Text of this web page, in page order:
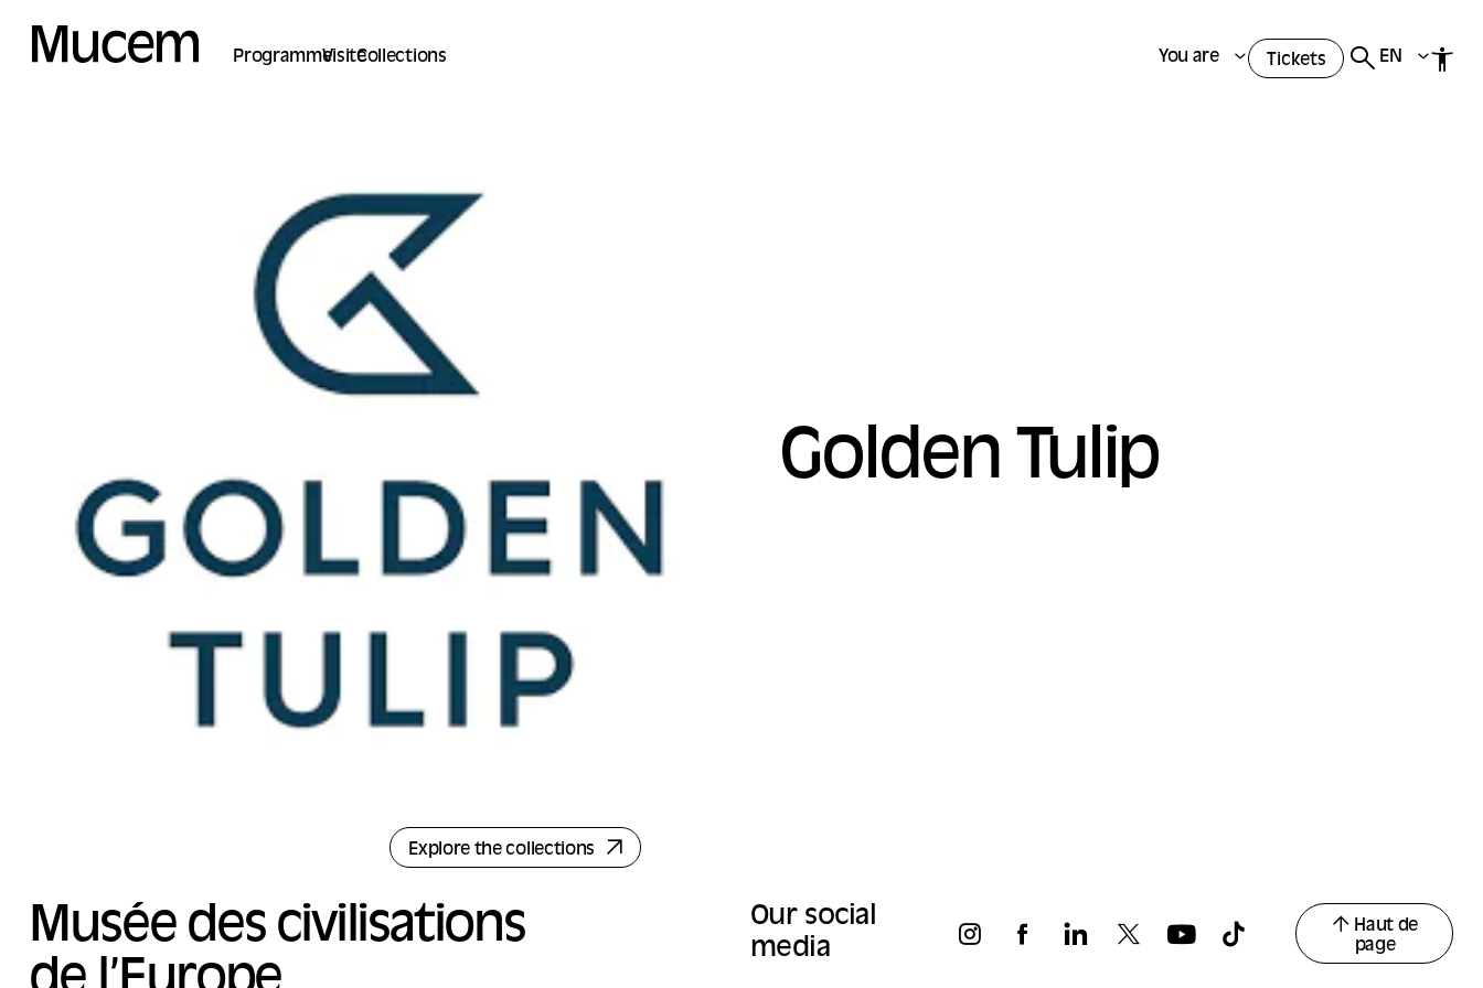
ProgrammeVisiteCollections You are Tickets EN
Golden Tulip
Explore the collections
Musée des civilisations
Our social
media
Haut de
page